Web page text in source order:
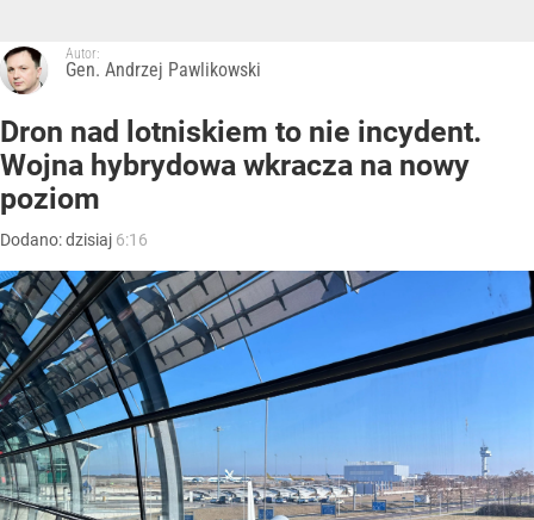
Autor:
Gen. Andrzej Pawlikowski
Dron nad lotniskiem to nie incydent.
Wojna hybrydowa wkracza na nowy
poziom
Dodano:dzisiaj 6:16